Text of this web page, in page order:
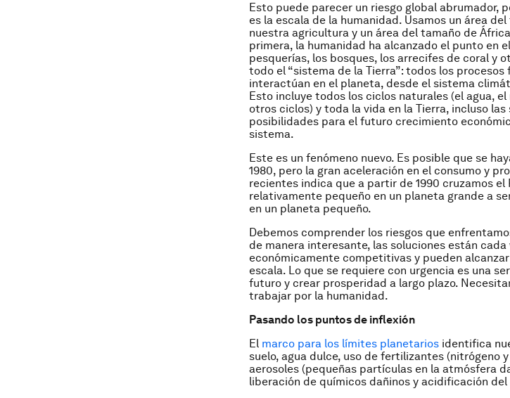
Esto puede parecer un riesgo global abrumador,
es la escala de la humanidad. Usamos un área
nuestra agricultura y un área del tamaño de
primera, la humanidad ha alcanzado el punto en
pesquerías, los bosques, los arrecifes de coral y
todo el “sistema de la Tierra”: todos los
interactúan en el planeta, desde el sistema
Esto incluye todos los ciclos naturales (el agua,
otros ciclos) y toda la vida en la Tierra, incluso
posibilidades para el futuro crecimiento
sistema.
Este es un fenómeno nuevo. Es posible que se
1980, pero la gran aceleración en el consumo y
recientes indica que a partir de 1990 cruzamos el
relativamente pequeño en un planeta grande a
en un planeta pequeño.
Debemos comprender los riesgos que
de manera interesante, las soluciones están
económicamente competitivas y pueden
escala. Lo que se requiere con urgencia es una
futuro y crear prosperidad a largo plazo.
trabajar por la humanidad.
Pasando los puntos de inflexión
El marco para los límites planetarios identifica
suelo, agua dulce, uso de fertilizantes (nitrógeno
aerosoles (pequeñas partículas en la atmósfera
liberación de químicos dañinos y acidificación del